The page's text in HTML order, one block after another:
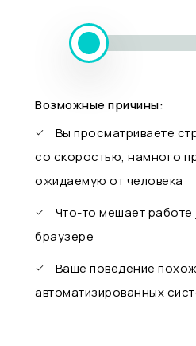
Возможные причины:
Вы просматриваете
со скоростью, намного
ожидаемую от человека
Что-то мешает
браузере
Ваше поведение
автоматизированных